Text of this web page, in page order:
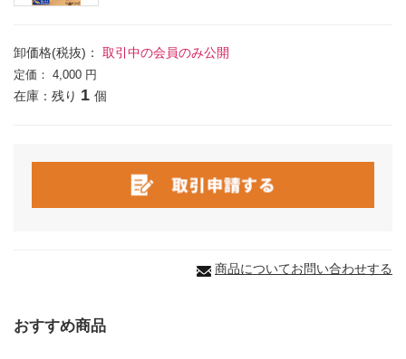
卸価格(税抜)： 取引中の会員のみ公開
定価： 4,000 円
在庫：残り 1 個
商品についてお問い合わせする
おすすめ商品